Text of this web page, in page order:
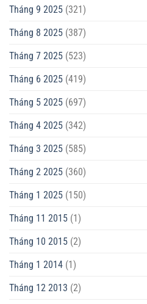
Tháng 9 2025 (321)
Tháng 8 2025 (387)
Tháng 7 2025 (523)
Tháng 6 2025 (419)
Tháng 5 2025 (697)
Tháng 4 2025 (342)
Tháng 3 2025 (585)
Tháng 2 2025 (360)
Tháng 1 2025 (150)
Tháng 11 2015 (1)
Tháng 10 2015 (2)
Tháng 1 2014 (1)
Tháng 12 2013 (2)